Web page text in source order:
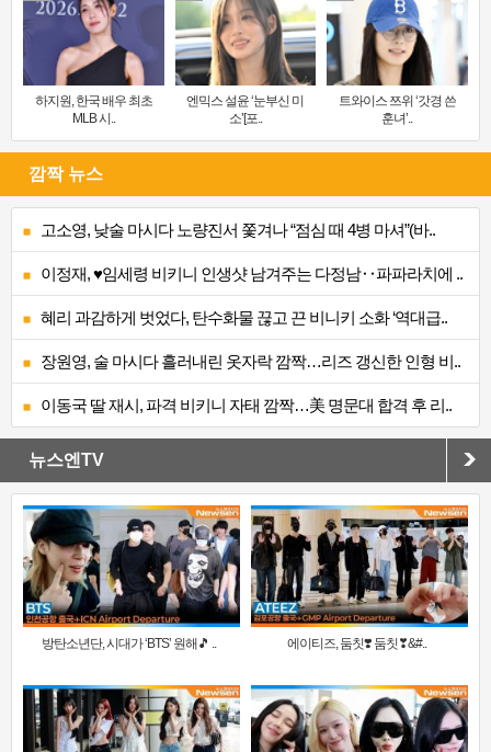
하지원, 한국 배우 최초
MLB 시..
엔믹스 설윤 ‘눈부신 미
소’[포..
트와이스 쯔위 ‘갓경 쓴
훈녀’..
깜짝 뉴스
고소영, 낮술 마시다 노량진서 쫓겨나 “점심 때 4병 마셔”(바..
이정재, ♥임세령 비키니 인생샷 남겨주는 다정남‥파파라치에 ..
혜리 과감하게 벗었다, 탄수화물 끊고 끈 비니키 소화 ‘역대급..
장원영, 술 마시다 흘러내린 옷자락 깜짝…리즈 갱신한 인형 비..
이동국 딸 재시, 파격 비키니 자태 깜짝…美 명문대 합격 후 리..
뉴스엔TV
방탄소년단, 시대가 ‘BTS’ 원해🎵 .. 에이티즈, 둠칫❣️ 둠칫❣&#..